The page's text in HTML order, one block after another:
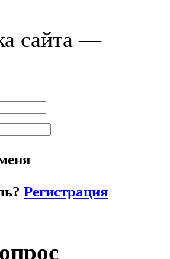
сайта —
Регистрация